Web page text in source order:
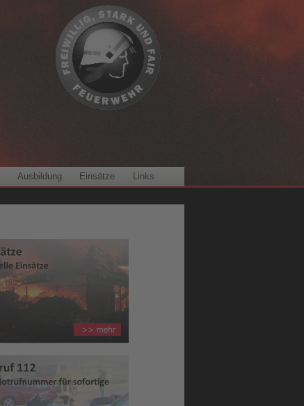
Ausbildung Einsätze
Links